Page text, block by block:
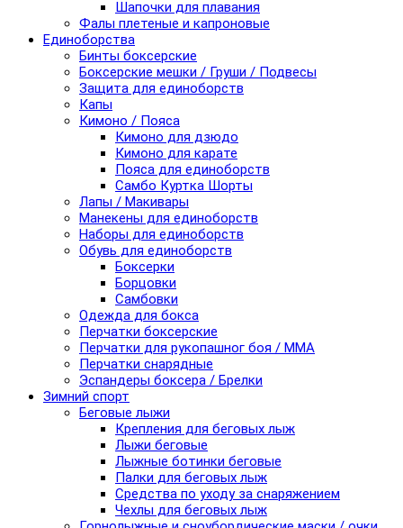
Шапочки для плавания
Фалы плетеные и капроновые
Единоборства
Бинты боксерские
Боксерские мешки / Груши / Подвесы
Защита для единоборств
Капы
Кимоно / Пояса
Кимоно для дзюдо
Кимоно для карате
Пояса для единоборств
Самбо Куртка Шорты
Лапы / Макивары
Манекены для единоборств
Наборы для единоборств
Обувь для единоборств
Боксерки
Борцовки
Самбовки
Одежда для бокса
Перчатки боксерские
Перчатки для рукопашног боя / ММА
Перчатки снарядные
Эспандеры боксера / Брелки
Зимний спорт
Беговые лыжи
Крепления для беговых лыж
Лыжи беговые
Лыжные ботинки беговые
Палки для беговых лыж
Средства по уходу за снаряжением
Чехлы для беговых лыж